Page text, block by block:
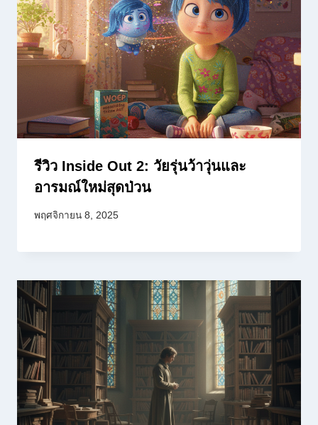
รีวิว Inside Out 2: วัยรุ่นว้าวุ่นและ
อารมณ์ใหม่สุดป่วน
พฤศจิกายน 8, 2025